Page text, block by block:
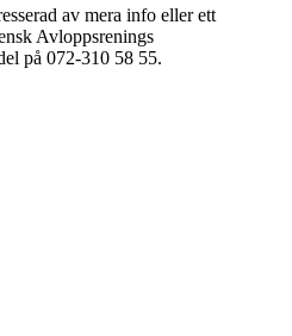
av mera info eller ett
Avloppsrenings
på 072-310 58 55.